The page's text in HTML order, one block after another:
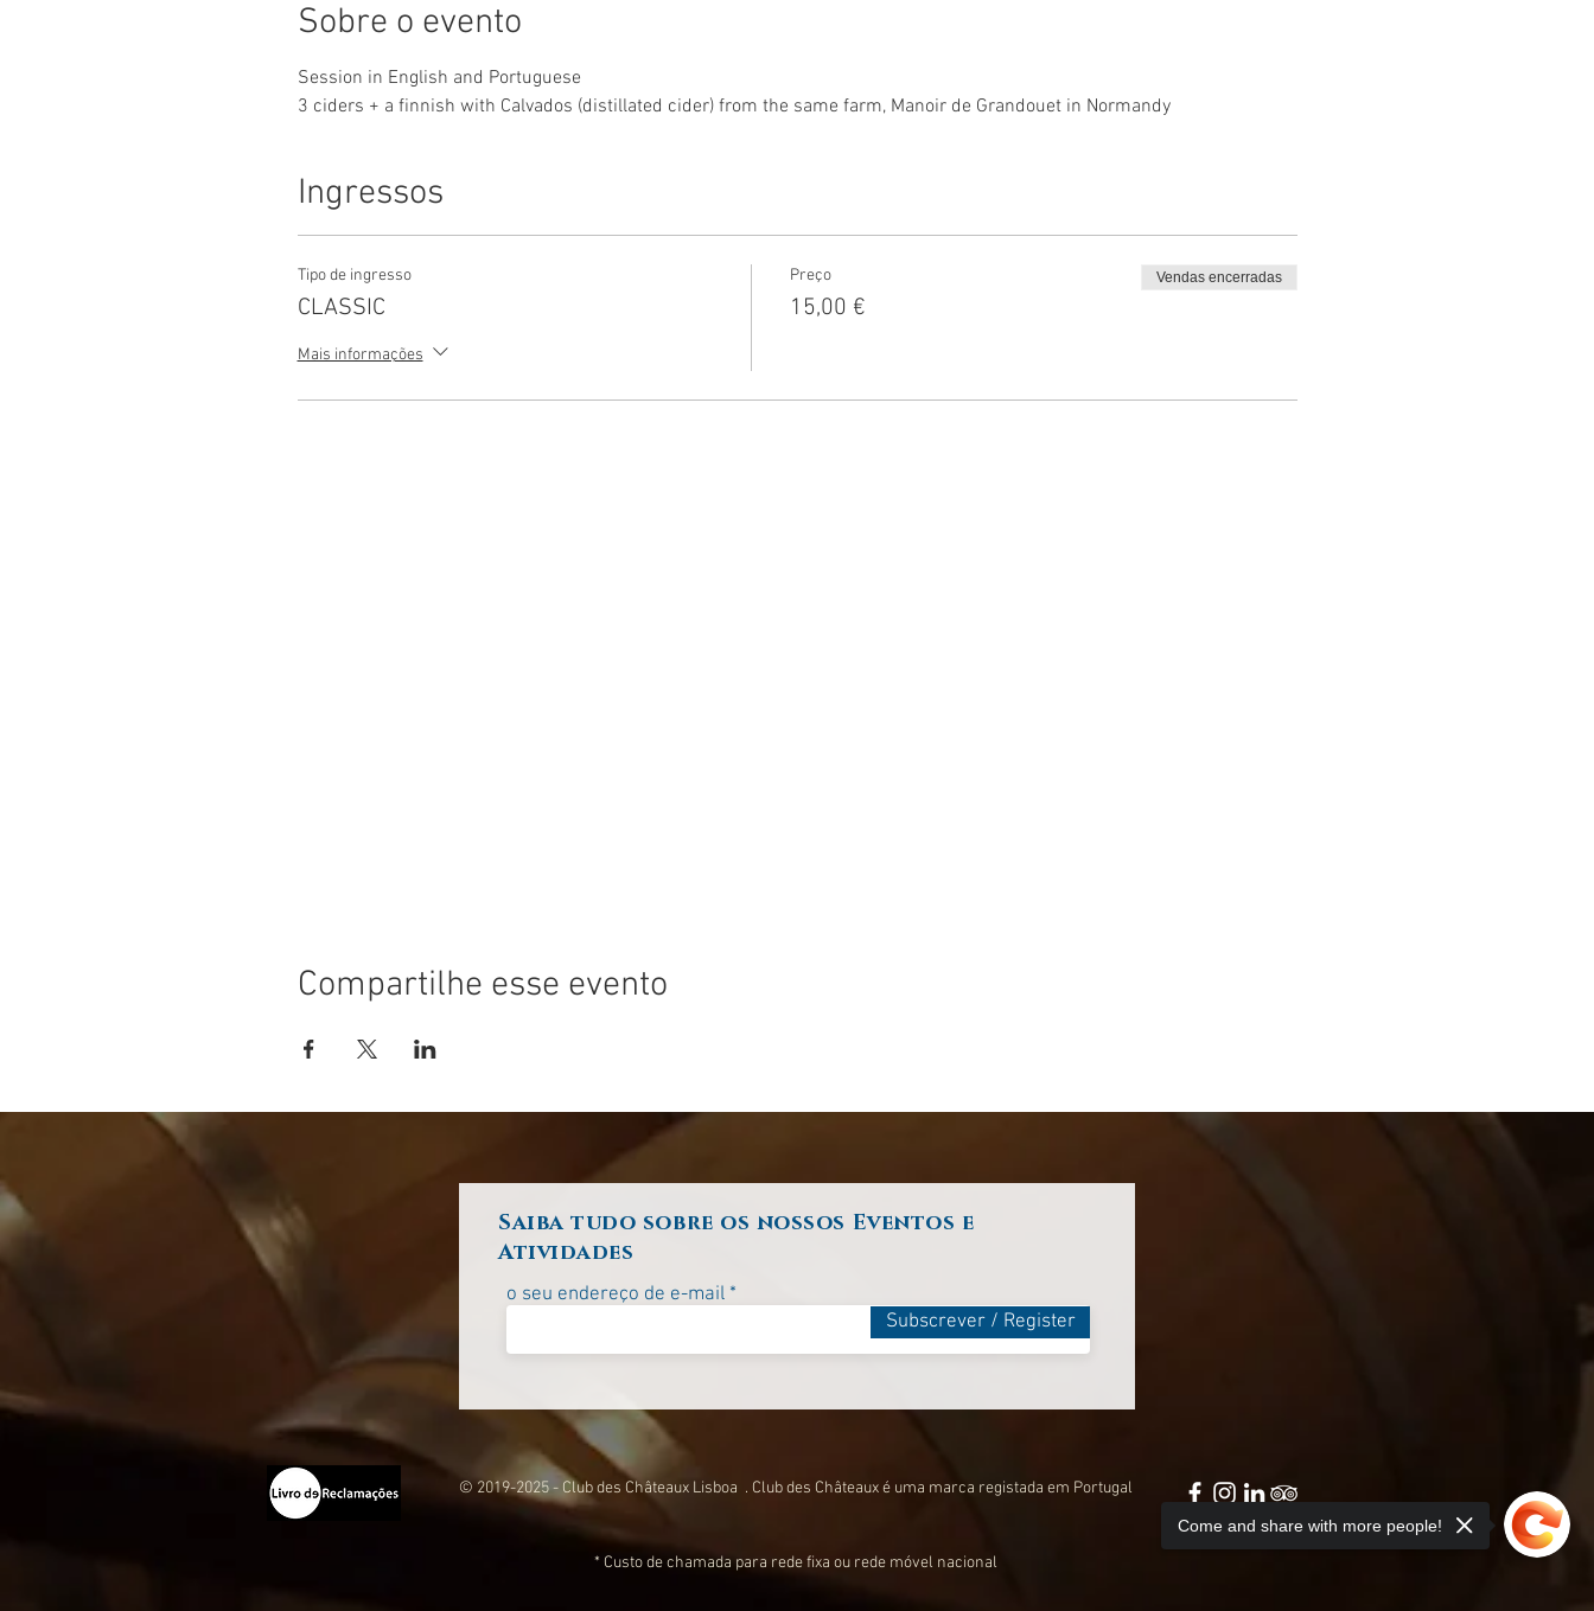
Sobre o evento
Session in English and Portuguese
3 ciders + a finnish with Calvados (distillated cider) from the same farm, Manoir de Grandouet in Normandy
Ingressos
Tipo de ingresso
CLASSIC
Mais informações
Preço
15,00 €
Vendas encerradas
Compartilhe esse evento
Saiba tudo sobre os nossos Eventos e
Atividades
o seu endereço de e-mail
Subscrever / Register
© 2019-2025 - Club des Châteaux Lisboa . Club des Châteaux é uma marca registada em Portugal
* Custo de chamada para rede fixa ou rede móvel nacional
Come and share with more people!